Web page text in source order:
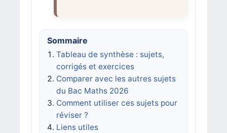
Sommaire
Tableau de synthèse : sujets,
corrigés et exercices
Comparer avec les autres sujets
du Bac Maths 2026
Comment utiliser ces sujets pour
réviser ?
Liens utiles